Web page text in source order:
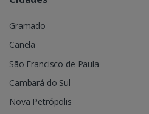
Gramado
Canela
São Francisco de Paula
Cambará do Sul
Nova Petrópolis